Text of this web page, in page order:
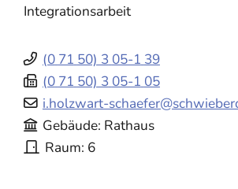
Integrationsarbeit
(0 71 50) 3 05-1 39
(0 71 50) 3 05-1 05
i.holzwart-
Gebäude Rathaus
Raum 6